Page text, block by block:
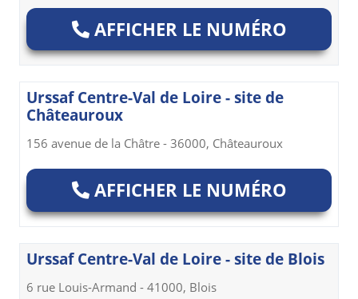
AFFICHER LE NUMÉRO
Urssaf Centre-Val de Loire - site de
Châteauroux
156 avenue de la Châtre - 36000, Châteauroux
AFFICHER LE NUMÉRO
Urssaf Centre-Val de Loire - site de Blois
6 rue Louis-Armand - 41000, Blois